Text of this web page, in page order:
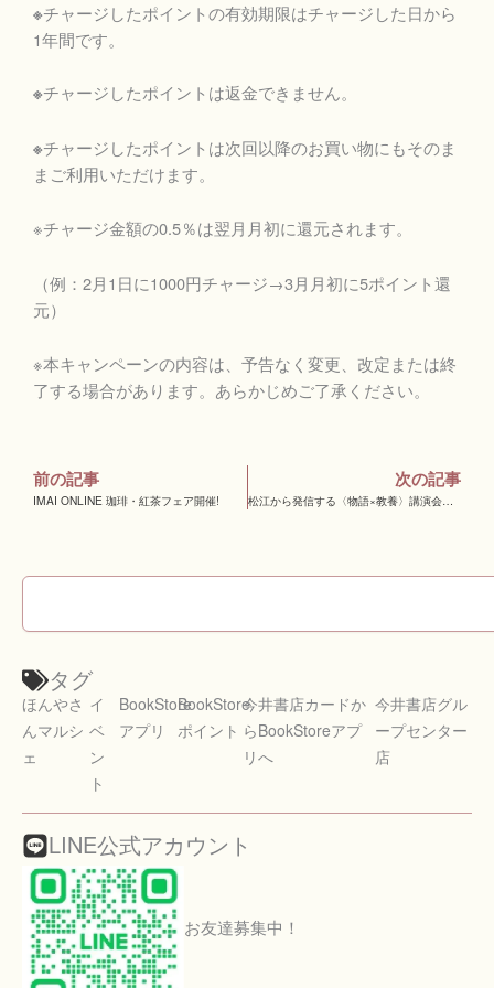
※チャージしたポイントの有効期限はチャージした日から
1年間です。
※チャージしたポイントは返金できません。
※チャージしたポイントは次回以降のお買い物にもそのま
まご利用いただけます。
※チャージ金額の0.5％は翌月月初に還元されます。
（例：2月1日に1000円チャージ→3月月初に5ポイント還
元）
※本キャンペーンの内容は、予告なく変更、改定または終
了する場合があります。あらかじめご了承ください。
前の記事
IMAI ONLINE 珈琲・紅茶フェア開催!
次の記事
松江から発信する〈物語×教養〉講演会～小泉八雲が探した「日本の心」～
検
タグ
ほんやさ
んマルシ
ェ
イ
ベ
ン
ト
BookStore
アプリ
BookStore
ポイント
今井書店カードか
らBookStoreアプ
リへ
今井書店グル
ープセンター
店
LINE公式アカウント
お友達募集中！